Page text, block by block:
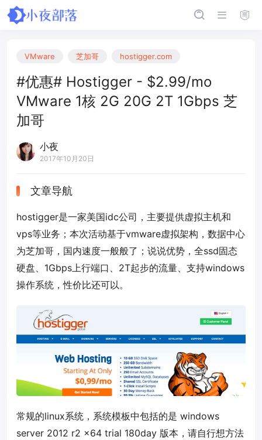
VMware 芝加哥 hostigger.com
#优惠# Hostigger - $2.99/mo
VMware 1核 2G 20G 2T 1Gbps 芝
加哥
小夜
2017年10月20日
文章导航
hostigger是一家美国idc公司，主要提供虚拟主机和
vps等业务；本次活动基于vmware虚拟架构，数据中心
为芝加哥，国内速度一般般了；说说优势，全ssd固态
硬盘、1Gbps上行端口、2T起步的流量、支持windows
操作系统，性价比还可以。
常规的linux系统，系统模板中包括的是 windows
server 2012 r2 x64 trial 180day 版本，请自行想方法